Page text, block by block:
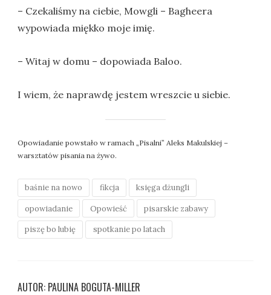
– Czekaliśmy na ciebie, Mowgli – Bagheera
wypowiada miękko moje imię.
– Witaj w domu – dopowiada Baloo.
I wiem, że naprawdę jestem wreszcie u siebie.
Opowiadanie powstało w ramach „Pisalni” Aleks Makulskiej –
warsztatów pisania na żywo.
baśnie na nowo fikcja księga dżungli
opowiadanie Opowieść pisarskie zabawy
piszę bo lubię spotkanie po latach
AUTOR: PAULINA BOGUTA-MILLER